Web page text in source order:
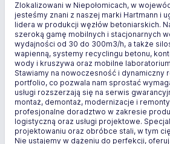
Zlokalizowani w Niepołomicach, w
jesteśmy znani z naszej marki Hartmann i
lidera w produkcji węzłów betoniarskich.
szeroką gamę mobilnych i stacjonarnych
wydajności od 30 do 300m3/h, a także
wapienną, systemy recyclingu betonu,
wody i kruszywa oraz mobilne
Stawiamy na nowoczesność i dynamiczny
portfolio, co pozwala nam sprostać
usługi rozszerzają się na serwis
montaż, demontaż, modernizacje i
profesjonalne doradztwo w zakresie
logistyczną oraz usługi projektowe.
projektowaniu oraz obróbce stali, w tym
Nie ustajemy w dążeniu do perfekcji,